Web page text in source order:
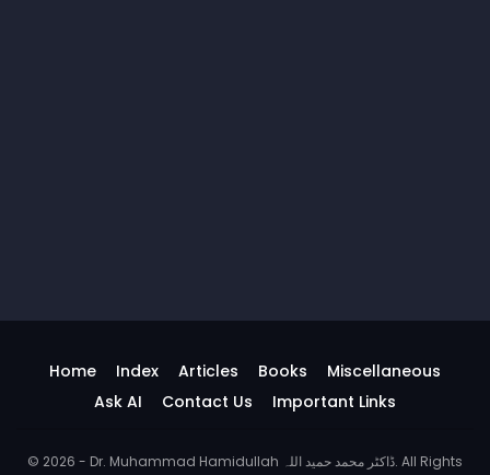
Home Index Articles Books
Miscellaneous
Ask AI
Contact Us Important Links
© 2026 - Dr. Muhammad Hamidullah ڈاکٹر محمد حمید اللہ. All Rights